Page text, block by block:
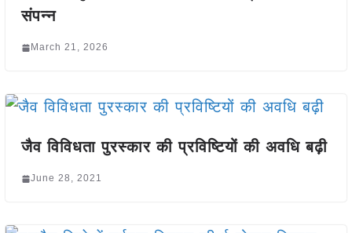
संपन्न
March 21, 2026
जैव विविधता पुरस्कार की प्रविष्टियों की अवधि बढ़ी
June 28, 2021